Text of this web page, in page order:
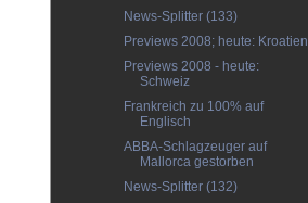
News-Splitter (133)
Previews 2008; heute: Kroatien
Previews 2008 - heute:
Schweiz
Frankreich zu 100% auf
Englisch
ABBA-Schlagzeuger auf
Mallorca gestorben
News-Splitter (132)